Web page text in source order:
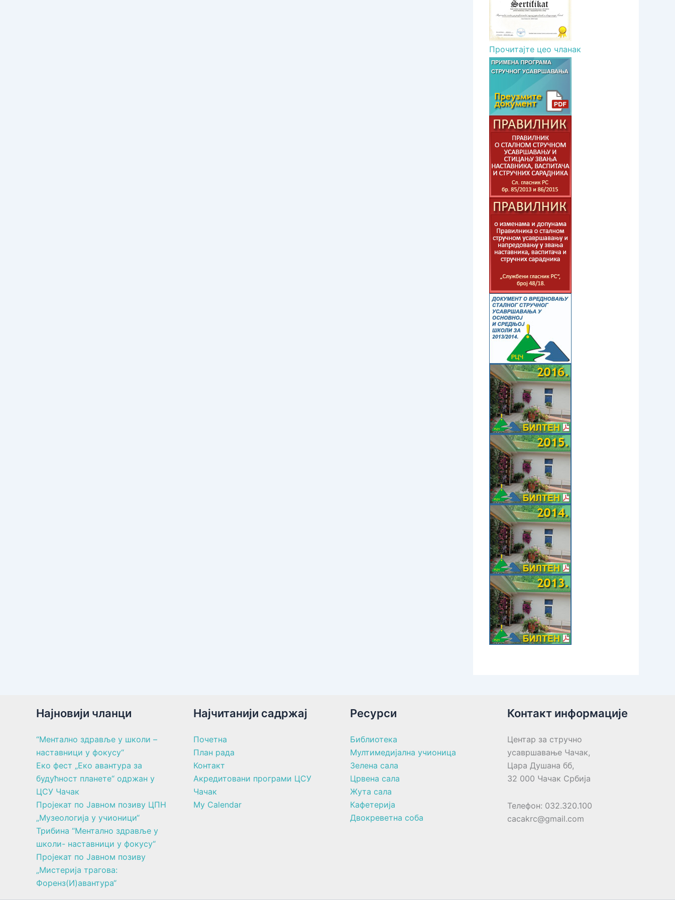
Прочитајте цео чланак
Најновији чланци
“Ментално здравље у школи –
наставници у фокусу“
Еко фест „Еко авантура за
будућност планете“ одржан у
ЦСУ Чачак
Пројекат по Јавном позиву ЦПН
„Музеологија у учионици“
Трибина “Ментално здравље у
школи- наставници у фокусу“
Пројекат по Јавном позиву
„Мистерија трагова:
Форенз(И)авантура“
Најчитанији садржај
Почетна
План рада
Контакт
Акредитовани програми ЦСУ
Чачак
My Calendar
Ресурси
Библиотека
Мултимедијална учионица
Зелена сала
Црвена сала
Жута сала
Кафетерија
Двокреветна соба
Контакт информације
Центар за стручно
усавршавање Чачак,
Цара Душана бб,
32 000 Чачак Србија
Телефон: 032.320.100
cacakrc@gmail.com